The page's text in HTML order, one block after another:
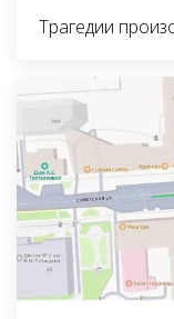
Трагедии